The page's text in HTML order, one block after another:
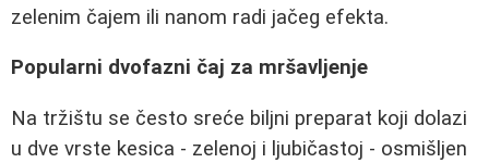
zelenim čajem ili nanom radi jačeg efekta.
Popularni dvofazni čaj za mršavljenje
Na tržištu se često sreće biljni preparat koji dolazi
u dve vrste kesica - zelenoj i ljubičastoj - osmišljen